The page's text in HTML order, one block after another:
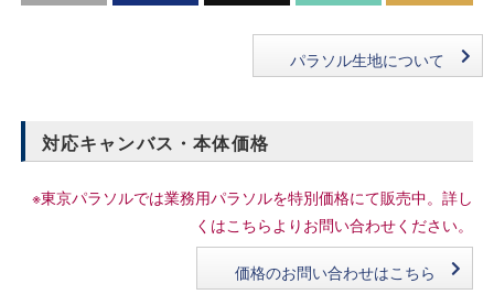
パラソル生地について
対応キャンバス・本体価格
※東京パラソルでは業務用パラソルを特別価格にて販売中。詳し
くはこちらよりお問い合わせください。
価格のお問い合わせはこちら